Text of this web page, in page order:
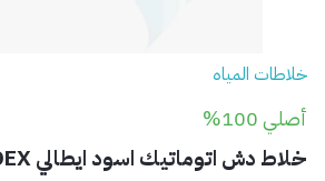
خلاطات المياه
أصلي 100%
خلاط دش اتوماتيك اسود ايطالي DEX